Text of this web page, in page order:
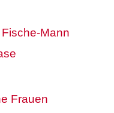
Mann
Frauen